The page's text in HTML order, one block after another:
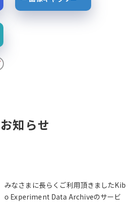
知らせ
みなさまに長らくご利用頂きましたKib
o Experiment Data Archiveのサービ